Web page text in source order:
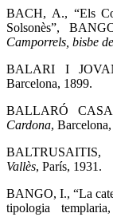
BACH, A., “Els
Solsonès”,
Camporrels, bisbe
BALARI I
Barcelona, 1899.
BALLARÓ
Cardona,
Vallès, París, 1931.
BANGO, I., “La
tipologia